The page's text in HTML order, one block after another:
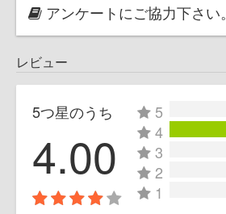
アンケートにご協力下さい。
レビュー
5つ星のうち
4.00
5
4
3
2
1